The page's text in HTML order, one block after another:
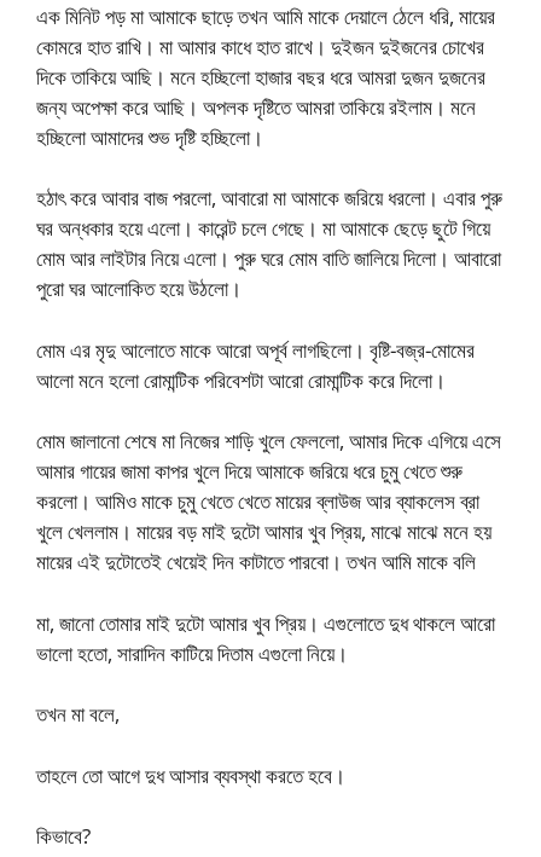
এক মিনিট পড় মা আমাকে ছাড়ে তখন আমি মাকে দেয়ালে ঠেলে ধরি, মায়ের
কোমরে হাত রাখি। মা আমার কাধে হাত রাখে। দুইজন দুইজনের চোখের
দিকে তাকিয়ে আছি। মনে হচ্ছিলো হাজার বছর ধরে আমরা দুজন দুজনের
জন্য অপেক্ষা করে আছি। অপলক দৃষ্টিতে আমরা তাকিয়ে রইলাম। মনে
হচ্ছিলো আমাদের শুভ দৃষ্টি হচ্ছিলো।
হঠাৎ করে আবার বাজ পরলো, আবারো মা আমাকে জরিয়ে ধরলো। এবার পুরু
ঘর অন্ধকার হয়ে এলো। কারেন্ট চলে গেছে। মা আমাকে ছেড়ে ছুটে গিয়ে
মোম আর লাইটার নিয়ে এলো। পুরু ঘরে মোম বাতি জালিয়ে দিলো। আবারো
পুরো ঘর আলোকিত হয়ে উঠলো।
মোম এর মৃদু আলোতে মাকে আরো অপূর্ব লাগছিলো। বৃষ্টি-বজ্র-মোমের
আলো মনে হলো রোমান্টিক পরিবেশটা আরো রোমান্টিক করে দিলো।
মোম জালানো শেষে মা নিজের শাড়ি খুলে ফেললো, আমার দিকে এগিয়ে এসে
আমার গায়ের জামা কাপর খুলে দিয়ে আমাকে জরিয়ে ধরে চুমু খেতে শুরু
করলো। আমিও মাকে চুমু খেতে খেতে মায়ের ব্লাউজ আর ব্যাকলেস ব্রা
খুলে খেললাম। মায়ের বড় মাই দুটো আমার খুব প্রিয়, মাঝে মাঝে মনে হয়
মায়ের এই দুটোতেই খেয়েই দিন কাটাতে পারবো। তখন আমি মাকে বলি
মা, জানো তোমার মাই দুটো আমার খুব প্রিয়। এগুলোতে দুধ থাকলে আরো
ভালো হতো, সারাদিন কাটিয়ে দিতাম এগুলো নিয়ে।
তখন মা বলে,
তাহলে তো আগে দুধ আসার ব্যবস্থা করতে হবে।
কিভাবে?